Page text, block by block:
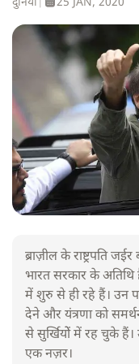
ब्राज़ील के राष्ट्रपति
भारत सरकार के अतिथि
में शुरु से ही रहे हैं। उन
देने और यंत्रणा को
से सुर्खियोें में रह चुके
एक नज़र।